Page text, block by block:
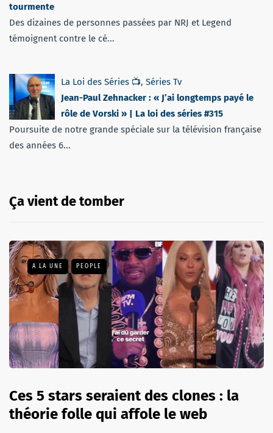
tourmente
Des dizaines de personnes passées par NRJ et Legend
témoignent contre le cé...
La Loi des Séries 📺, Séries Tv
Jean-Paul Zehnacker : « J’ai longtemps payé le
rôle de Vorski » | La loi des séries #315
Poursuite de notre grande spéciale sur la télévision française
des années 6...
Ça vient de tomber
A LA UNE PEOPLE
Ces 5 stars seraient des clones : la
théorie folle qui affole le web